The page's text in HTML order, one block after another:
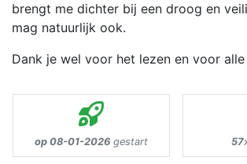
brengt me dichter bij een droog en
mag natuurlijk ook.
Dank je wel voor het lezen en voor
op 08-01-2026 gestart 57